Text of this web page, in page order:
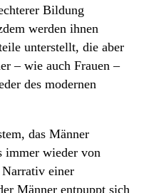
Bildung
werden ihnen
unterstellt, die aber
– wie auch Frauen –
des modernen
das Männer
immer wieder von
einer
Männer entpuppt sich